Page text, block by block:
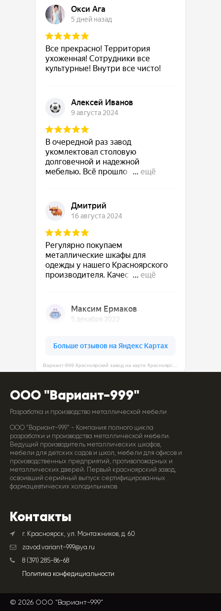
ООО "Вариант-999"
Разработка и производство металлической мебели
ООО "Вариант-999" - Компания полного цикла
разработки и производства металлической мебели.
Ведущий производитель металлических шкафов,
мебели для детских садов и школ, мебели для офисов и
производственных предприятий, противопожарных и
металлических дверей. Первый красноярский завод,
освоивший серийный выпуск сертифицированных
фармацевтических холодильников.
Контакты
г. Красноярск, ул. Монтажников, д. 60
zavod.variant-999@ya.ru
8 (391) 285-86-68
Политика конфедициальности
© 2026 ООО "Вариант-999"